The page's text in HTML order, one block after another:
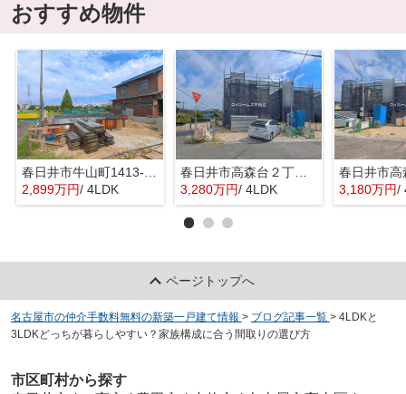
おすすめ物件
2,899万円/ 4LDK
春日井市高森台２丁目14-6『仲介料無料』新築戸建て
3,280万円/ 4LDK 3,180万円/
ページトップへ
名古屋市の仲介手数料無料の新築一戸建て情報 > ブログ記事一覧 > 4LDKと
3LDKどっちが暮らしやすい？家族構成に合う間取りの選び方
市区町村から探す